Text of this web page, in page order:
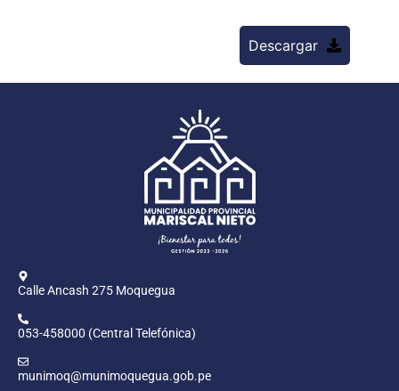
Descargar
Calle Ancash 275 Moquegua
053-458000 (Central Telefónica)
munimoq@munimoquegua.gob.pe